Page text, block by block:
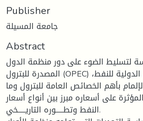
Publisher
جامعة المسيلة
Abstract
لتسليط الضوء على دور منظمة الدول
المصدرة للبترول (OPEC) في ضبط السوق الدولية للنفط،
بأهم الخصائص العامة للبترول وما
على أسعاره مبرز بين أنواع أسعار
النفط وتطـــــوره التاريـــــخي.